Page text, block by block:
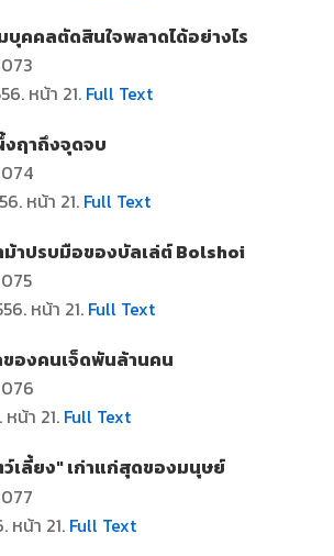
บุคคลตัดสินใจพลาดได้อย่างไร
หน้า 21. Full Text
งฤาถึงจุดจบ
หน้า 21. Full Text
ม้าปรบมือของบัลเล่ต์ Bolshoi
หน้า 21. Full Text
ของคนเจ็ดพันล้านคน
น้า 21. Full Text
เลี้ยง" เก่าแก่สุดของมนุษย์
หน้า 21. Full Text